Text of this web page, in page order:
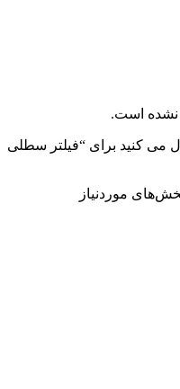
نشده است.
می کنید برای “فیلتر سطلی
موردنیاز